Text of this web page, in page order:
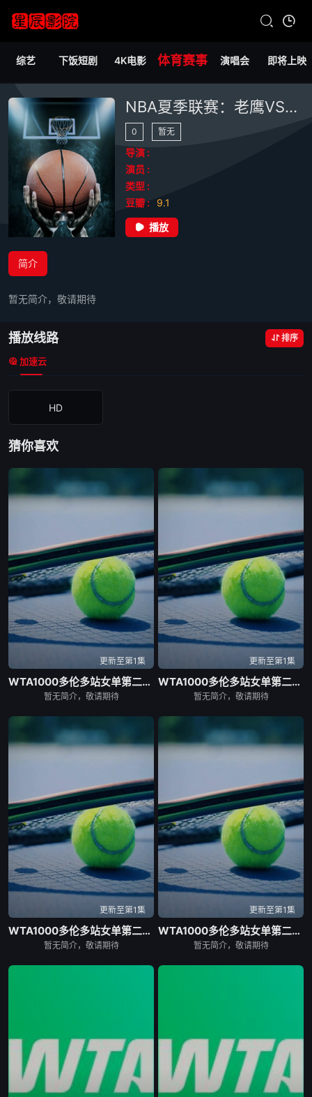
综艺 下饭短剧 4K电影 体育赛事 演唱会 即将上映
NBA夏季联赛：老鹰VS爵士20260705
0 暂无
导演 :
演员 :
类型 :
豆瓣 :
9.1
播放
简介
暂无简介，敬请期待
播放线路 排序
加速云
HD
猜你喜欢
更新至第1集
WTA1000多伦多站女单第二轮：戴伊VS高芙
暂无简介，敬请期待
更新至第1集
WTA1000多伦多站女单第二轮：帕克斯VS伊埃拉
暂无简介，敬请期待
更新至第1集
WTA1000多伦多站女单第二轮：扎拉祖阿VS费尔南德斯
暂无简介，敬请期待
更新至第1集
WTA1000多伦多站女单第二轮：卡萨金娜VS莱巴金娜
暂无简介，敬请期待